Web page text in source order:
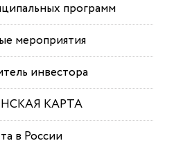
программ
мероприятия
инвестора
КАРТА
в России